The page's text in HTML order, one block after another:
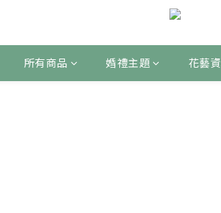
所有商品 婚禮主題 花藝